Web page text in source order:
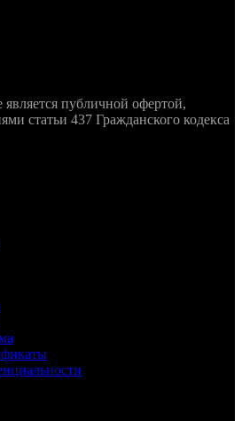
публичной офертой,
статьи 437 Гражданского кодекса